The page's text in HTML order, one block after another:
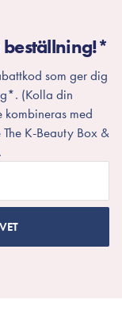
beställning!*
som ger dig
(Kolla din
med
K-Beauty Box &